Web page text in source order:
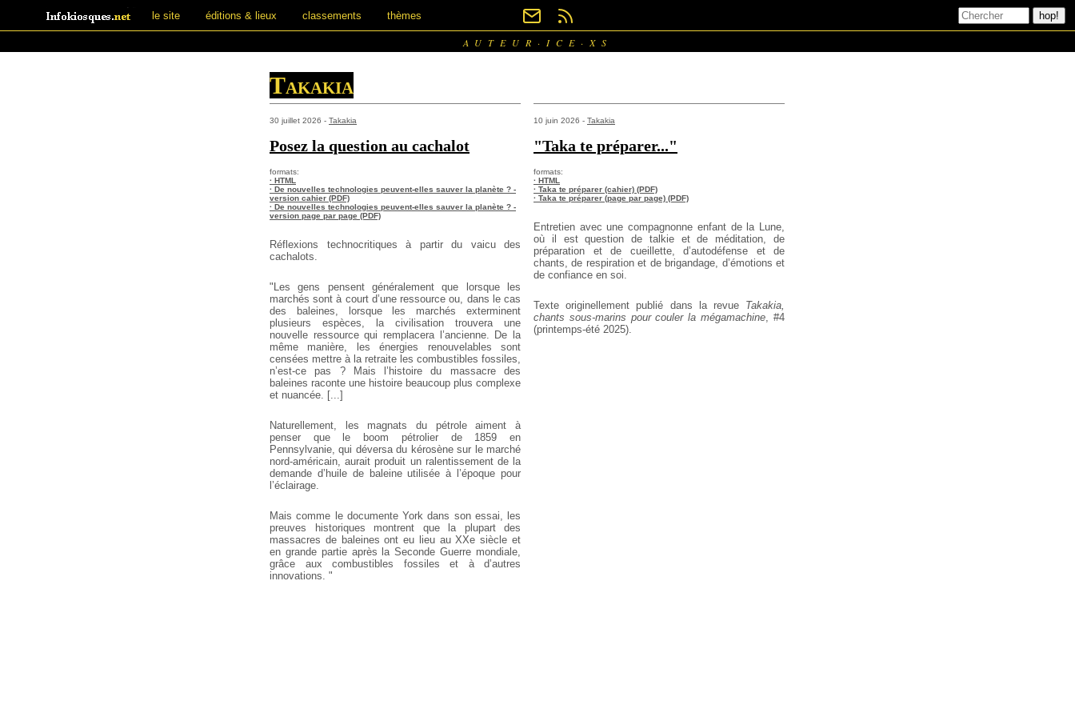
le site éditions & lieux classements thèmes
AUTEUR·ICE·XS
Takakia
30 juillet 2026 - Takakia
Posez la question au cachalot
formats:
· HTML
· De nouvelles technologies peuvent-elles sauver la planète ? -
version cahier (PDF)
· De nouvelles technologies peuvent-elles sauver la planète ? -
version page par page (PDF)
Réflexions technocritiques à partir du vaicu des
cachalots.
"Les gens pensent généralement que lorsque les
marchés sont à court d’une ressource ou, dans le cas
des baleines, lorsque les marchés exterminent
plusieurs espèces, la civilisation trouvera une
nouvelle ressource qui remplacera l’ancienne. De la
même manière, les énergies renouvelables sont
censées mettre à la retraite les combustibles fossiles,
n’est-ce pas ? Mais l’histoire du massacre des
baleines raconte une histoire beaucoup plus complexe
et nuancée. [...]
Naturellement, les magnats du pétrole aiment à
penser que le boom pétrolier de 1859 en
Pennsylvanie, qui déversa du kérosène sur le marché
nord-américain, aurait produit un ralentissement de la
demande d’huile de baleine utilisée à l’époque pour
l’éclairage.
Mais comme le documente York dans son essai, les
preuves historiques montrent que la plupart des
massacres de baleines ont eu lieu au XXe siècle et
en grande partie après la Seconde Guerre mondiale,
grâce aux combustibles fossiles et à d’autres
innovations. "
10 juin 2026 - Takakia
"Taka te préparer..."
formats:
· HTML
· Taka te préparer (cahier) (PDF)
· Taka te préparer (page par page) (PDF)
Entretien avec une compagnonne enfant de la Lune,
où il est question de talkie et de méditation, de
préparation et de cueillette, d’autodéfense et de
chants, de respiration et de brigandage, d’émotions et
de confiance en soi.
Texte originellement publié dans la revue Takakia,
chants sous-marins pour couler la mégamachine, #4
(printemps-été 2025).